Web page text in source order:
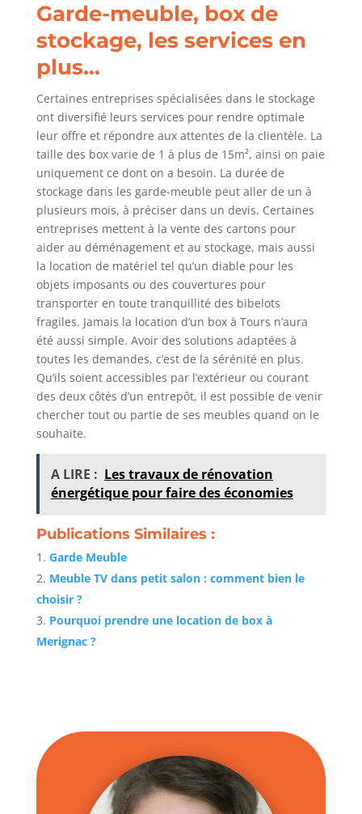
Garde-meuble, box de
stockage, les services en
plus…
Certaines entreprises spécialisées dans le stockage
ont diversifié leurs services pour rendre optimale
leur offre et répondre aux attentes de la clientèle. La
taille des box varie de 1 à plus de 15m², ainsi on paie
uniquement ce dont on a besoin. La durée de
stockage dans les garde-meuble peut aller de un à
plusieurs mois, à préciser dans un devis. Certaines
entreprises mettent à la vente des cartons pour
aider au déménagement et au stockage, mais aussi
la location de matériel tel qu’un diable pour les
objets imposants ou des couvertures pour
transporter en toute tranquillité des bibelots
fragiles. Jamais la location d’un box à Tours n’aura
été aussi simple. Avoir des solutions adaptées à
toutes les demandes, c’est de la sérénité en plus.
Qu’ils soient accessibles par l’extérieur ou courant
des deux côtés d’un entrepôt, il est possible de venir
chercher tout ou partie de ses meubles quand on le
souhaite.
A LIRE : Les travaux de rénovation
énergétique pour faire des économies
Publications Similaires :
Garde Meuble
Meuble TV dans petit salon : comment bien le
choisir ?
Pourquoi prendre une location de box à
Merignac ?